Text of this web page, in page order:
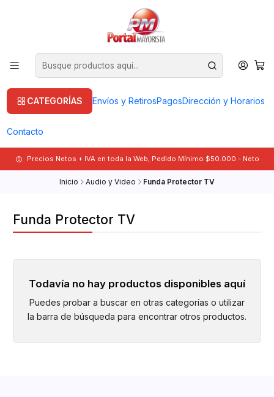
CATEGORÍAS Envíos y RetirosPagosDirección y Horarios
Contacto
Precios Netos + IVA en toda la Web, Pedido Mínimo $50.000.- Neto
Inicio Audio y Video Funda Protector TV
Funda Protector TV
Todavía no hay productos disponibles aquí
Puedes probar a buscar en otras categorías o utilizar
la barra de búsqueda para encontrar otros productos.